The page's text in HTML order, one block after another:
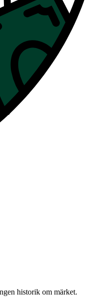
historik om märket.